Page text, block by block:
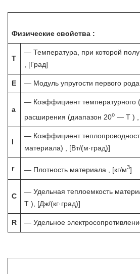
Физические свойства :
T
— Температура, при которой
, [Град]
E — Модуль упругости первого
a
— Коэффициент температурного
расширения (диапазон 20o— T ) ,
— Коэффициент
материала) , [Вт/(м·град)]
r — Плотность материала , [кг/м3]
C
— Удельная теплоемкость
T ), [Дж/(кг·град)]
R — Удельное